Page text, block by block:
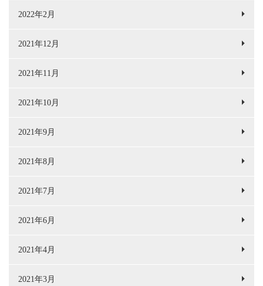
2022年2月
2021年12月
2021年11月
2021年10月
2021年9月
2021年8月
2021年7月
2021年6月
2021年4月
2021年3月